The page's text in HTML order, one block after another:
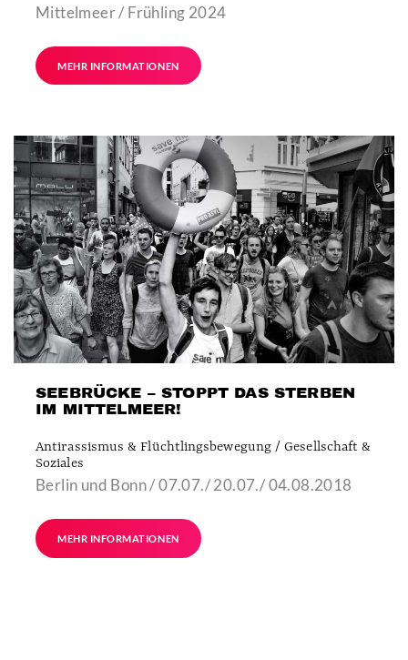
Mittelmeer / Frühling 2024
MEHR INFORMATIONEN
SEEBRÜCKE – STOPPT DAS STERBEN
IM MITTELMEER!
Antirassismus & Flüchtlingsbewegung / Gesellschaft &
Soziales
Berlin und Bonn / 07.07./ 20.07./ 04.08.2018
MEHR INFORMATIONEN